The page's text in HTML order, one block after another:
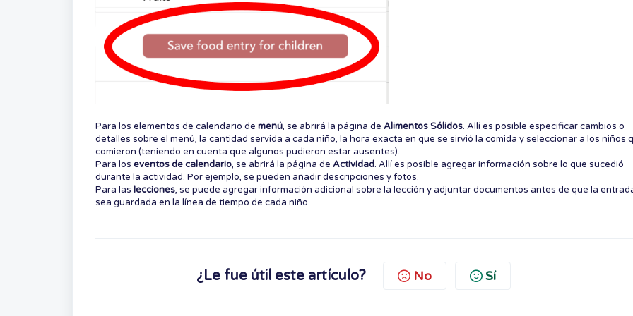
Para los elementos de calendario de menú, se abrirá la página de Alimentos Sólidos. Allí es posible especificar cambios o
detalles sobre el menú, la cantidad servida a cada niño, la hora exacta en que se sirvió la comida y seleccionar a los niños
comieron (teniendo en cuenta que algunos pudieron estar ausentes).
Para los eventos de calendario, se abrirá la página de Actividad. Allí es posible agregar información sobre lo que sucedió
durante la actividad. Por ejemplo, se pueden añadir descripciones y fotos.
Para las lecciones, se puede agregar información adicional sobre la lección y adjuntar documentos antes de que la
sea guardada en la línea de tiempo de cada niño.
¿Le fue útil este artículo? No Sí